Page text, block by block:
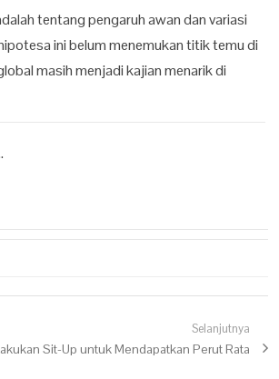
tentang pengaruh awan dan variasi
ini belum menemukan titik temu di
masih menjadi kajian menarik di
Selanjutnya
post:Sit-Up untuk Mendapatkan Perut Rata